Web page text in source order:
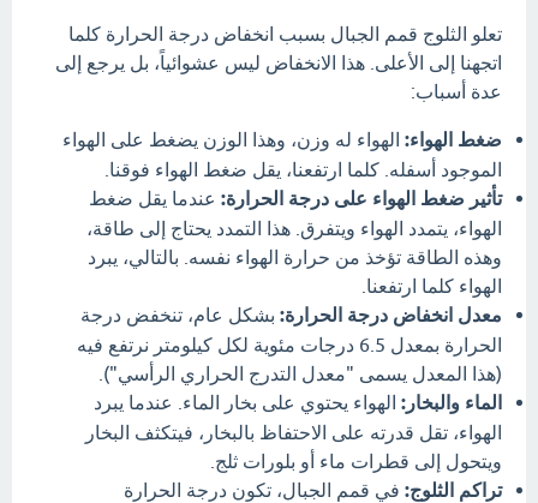
تعلو الثلوج قمم الجبال بسبب انخفاض درجة الحرارة كلما
اتجهنا إلى الأعلى. هذا الانخفاض ليس عشوائياً، بل يرجع إلى
عدة أسباب:
ضغط الهواء: الهواء له وزن، وهذا الوزن يضغط على الهواء
الموجود أسفله. كلما ارتفعنا، يقل ضغط الهواء فوقنا.
تأثير ضغط الهواء على درجة الحرارة: عندما يقل ضغط
الهواء، يتمدد الهواء ويتفرق. هذا التمدد يحتاج إلى طاقة،
وهذه الطاقة تؤخذ من حرارة الهواء نفسه. بالتالي، يبرد
الهواء كلما ارتفعنا.
معدل انخفاض درجة الحرارة: بشكل عام، تنخفض درجة
الحرارة بمعدل 6.5 درجات مئوية لكل كيلومتر نرتفع فيه
(هذا المعدل يسمى "معدل التدرج الحراري الرأسي").
الماء والبخار: الهواء يحتوي على بخار الماء. عندما يبرد
الهواء، تقل قدرته على الاحتفاظ بالبخار، فيتكثف البخار
ويتحول إلى قطرات ماء أو بلورات ثلج.
تراكم الثلوج: في قمم الجبال، تكون درجة الحرارة